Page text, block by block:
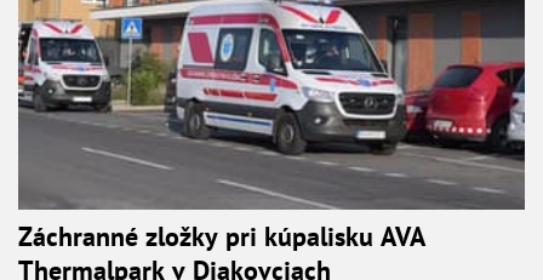
Záchranné zložky pri kúpalisku AVA
Thermalpark v Diakovciach